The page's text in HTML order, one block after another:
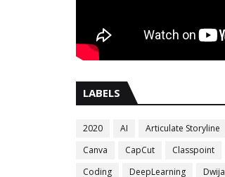
LABELS
2020 AI Articulate Storyline
Canva
CapCut Classpoint
Coding
DeepLearning Dwija